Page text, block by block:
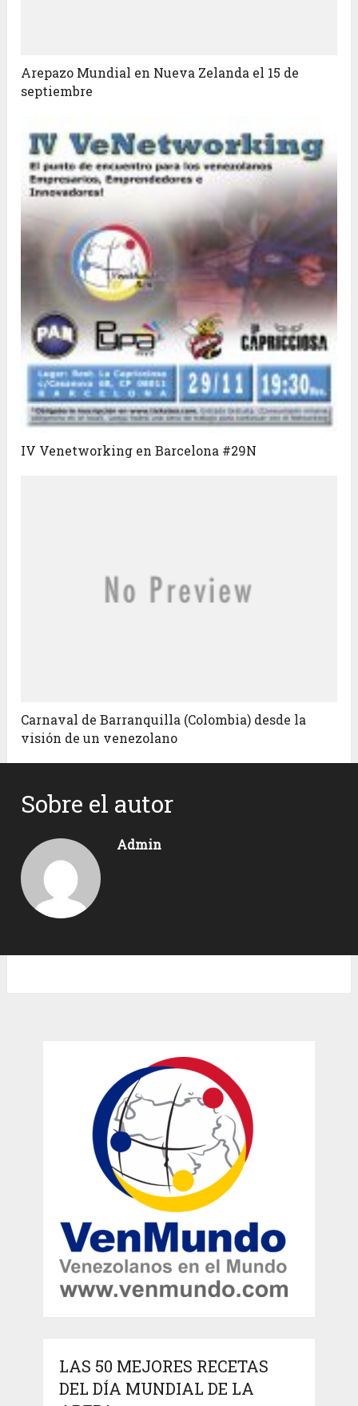
Arepazo Mundial en Nueva Zelanda el 15 de
septiembre
IV Venetworking en Barcelona #29N
Carnaval de Barranquilla (Colombia) desde la
visión de un venezolano
Sobre el autor
Admin
LAS 50 MEJORES RECETAS
DEL DÍA MUNDIAL DE LA